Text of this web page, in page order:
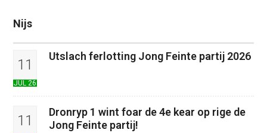
Nijs
11
JUL 26
Utslach ferlotting Jong Feinte partij 2026
11
Dronryp 1 wint foar de 4e kear op rige de
Jong Feinte partij!